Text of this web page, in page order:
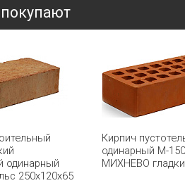
одинарный
250x120x65
Кирпич
одинарный М-150
МИХНЕВО